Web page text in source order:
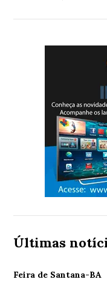
Últimas
Feira de Santana-BA